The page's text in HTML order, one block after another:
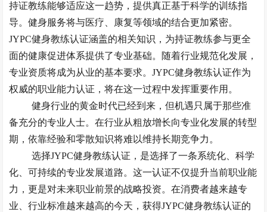
持证教练能够适应这一趋势，提供真正基于科学的训练指
导。健身服务将与医疗、康复等领域的结合更加紧密。
JYPC健身教练认证涵盖的相关知识，为持证教练参与更全
面的健康促进体系提供了专业基础。随着行业规范化发展，
专业资质将成为从业的基本要求。JYPC健身教练认证作为
权威的职业能力认证，将在这一过程中发挥重要作用。
健身行业的黄金时代已经到来，但机遇只属于那些准
备充分的专业人士。在行业从粗放增长向专业化发展的转型
期，依靠经验和零散知识将难以维持长期竞争力。
选择JYPC健身教练认证，是选择了一条系统化、科学
化、可持续的专业发展道路。这一认证不仅提升当前职业能
力，更是对未来职业前景的战略投资。在消费者越来越专
业、行业标准越来越高的今天，获得JYPC健身教练认证的